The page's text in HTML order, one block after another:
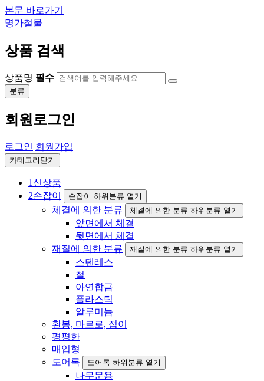
본문 바로가기
명가철물
상품 검색
상품명 필수
분류
회원로그인
로그인 회원가입
카테고리닫기
1 신상품
2손잡이 손잡이 하위분류 열기
체결에 의한 분류 체결에 의한 분류 하위분류 열기
앞면에서 체결
뒷면에서 체결
재질에 의한 분류
재질에 의한 분류 하위분류 열기
스텐레스
철
아연합금
플라스틱
알루미늄
환봉, 마르로, 접이
평평한
매입형
도어록
도어록 하위분류 열기
나무문용